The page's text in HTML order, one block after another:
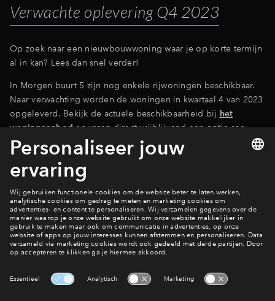
Inloggen
Verwachte oplevering Q4 2023
Op zoek naar een nieuwbouwwoning waar je op korte termijn
al in kan? Lees dan snel verder!
In Morgen buurt 5 zijn nog enkele rijwoningen beschikbaar.
Naar verwachting worden de woningen in kwartaal 4 van 2023
opgeleverd. Bekijk de actuele beschikbaarheid bij het
woningaanbod en vraag direct vrijblijvend een optie aan.
Naar woningaanbod
Ook hier wonen?
Bekijk het woningaanbod
Interesse? Meld je dan snel aan